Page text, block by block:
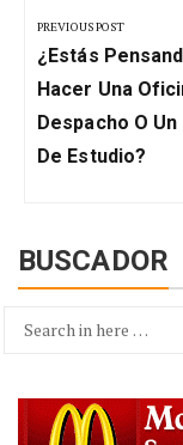
de
entradas
PREVIOUS POST
Previous
Post:
¿Estás
Hacer Una
Despacho O
De Estudio?
BUSCADOR
Search